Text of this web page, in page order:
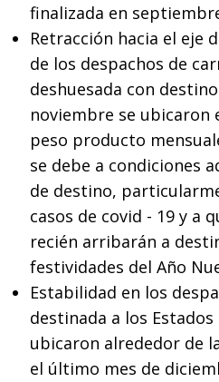
finalizada en
Retracción hacia el eje
de los despachos de
deshuesada con
noviembre se ubicaron
peso producto
se debe a condiciones
de destino,
casos de covid - 19 y a
recién arribarán a
festividades del Año
Estabilidad en los
destinada a los
ubicaron alrededor de
el último mes de